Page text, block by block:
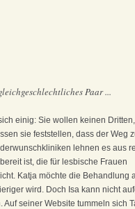
Paar ...
einig: Sie wollen keinen
sie feststellen, dass der Weg
lehnen es aus
ist, die für lesbische Frauen
Katja möchte die Behandlung
wird. Doch Isa kann nicht
seiner Website tummeln sich